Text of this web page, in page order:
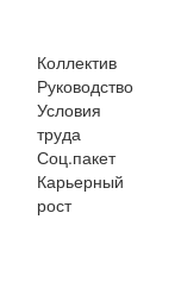
Коллектив
Руководство
Условия
труда
Соц.пакет
Карьерный
рост